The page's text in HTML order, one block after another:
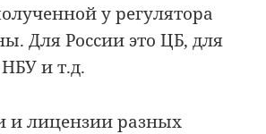
у регулятора
Для России это ЦБ, для
и т.д.
и лицензии разных